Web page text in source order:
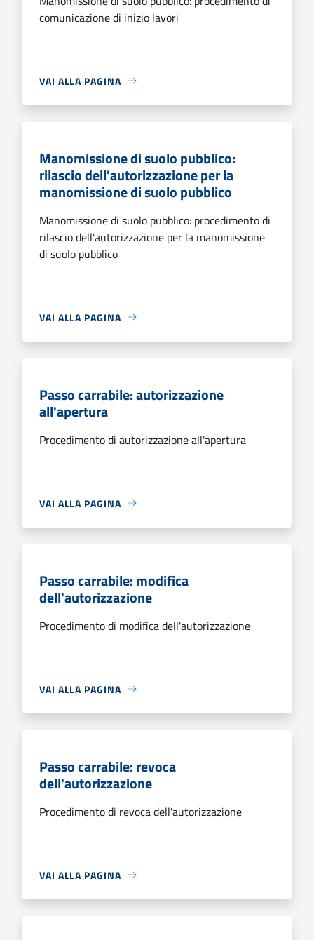
comunicazione di inizio lavori
VAI ALLA PAGINA
Manomissione di suolo pubblico:
rilascio dell'autorizzazione per la
manomissione di suolo pubblico
Manomissione di suolo pubblico: procedimento di
rilascio dell'autorizzazione per la manomissione
di suolo pubblico
VAI ALLA PAGINA
Passo carrabile: autorizzazione
all'apertura
Procedimento di autorizzazione all'apertura
VAI ALLA PAGINA
Passo carrabile: modifica
dell'autorizzazione
Procedimento di modifica dell'autorizzazione
VAI ALLA PAGINA
Passo carrabile: revoca
dell'autorizzazione
Procedimento di revoca dell'autorizzazione
VAI ALLA PAGINA